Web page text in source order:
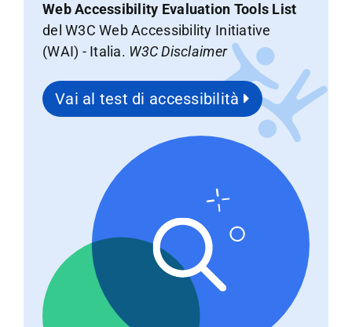
Web Accessibility Evaluation Tools List
del W3C Web Accessibility Initiative
(WAI) - Italia. W3C Disclaimer
Vai al test di accessibilità